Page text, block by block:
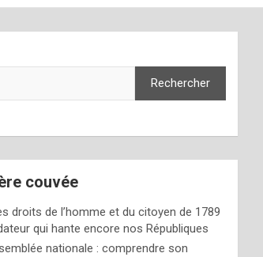
Rechercher
couvée
droits de l’homme et du citoyen de 1789
qui hante encore nos Républiques
nationale : comprendre son